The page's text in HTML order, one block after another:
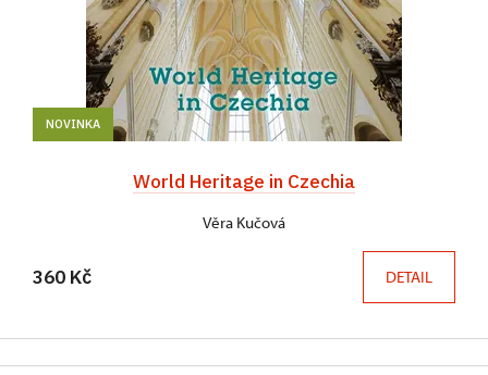
NOVINKA
World Heritage in Czechia
Věra Kučová
360 Kč DETAIL